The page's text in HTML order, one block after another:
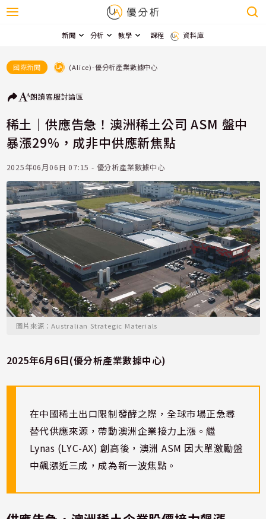
新聞 分析 教學 課程 資料庫
國際新聞 (Alice)-優分析產業數據中心
朗讀客服討論區
稀土｜供應告急！澳洲稀土公司 ASM 盤中
暴漲29%，成非中供應新焦點
2025年06月06日 07:15 - 優分析產業數據中心
圖片來源：Australian Strategic Materials
2025年6月6日(優分析產業數據中心)
在中國稀土出口限制發酵之際，全球市場正急尋
替代供應來源，帶動澳洲企業接力上漲。繼
Lynas (LYC-AX) 創高後，澳洲 ASM 因大單激勵盤
中飆漲近三成，成為新一波焦點。